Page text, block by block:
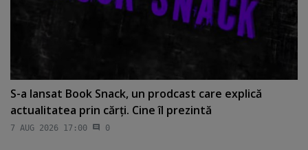
S-a lansat Book Snack, un prodcast care explică
actualitatea prin cărţi. Cine îl prezintă
7 AUG 2026 17:00 0